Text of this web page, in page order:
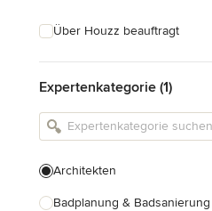
Über Houzz beauftragt
Expertenkategorie (1)
Architekten
Badplanung & Badsanierung